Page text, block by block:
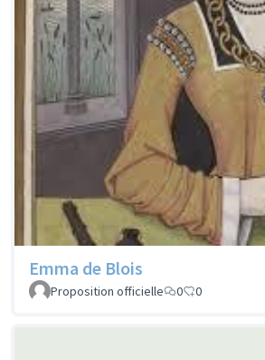
Emma de Blois
Proposition officielle
0 0